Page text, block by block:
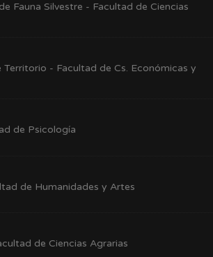
Fauna Silvestre - Facultad de Ciencias
- Facultad de Cs. Económicas y
de Psicología
de Humanidades y Artes
de Ciencias Agrarias